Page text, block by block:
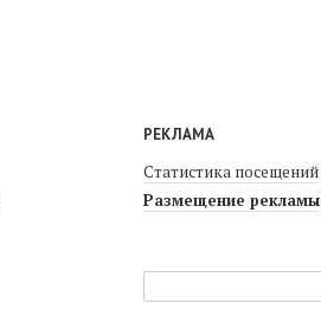
РЕКЛАМА
Статистика посещений
Размещение рекламы